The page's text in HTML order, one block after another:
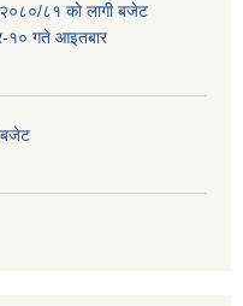
८१ को लागी बजेट
१० गते आइतबार
बजेट